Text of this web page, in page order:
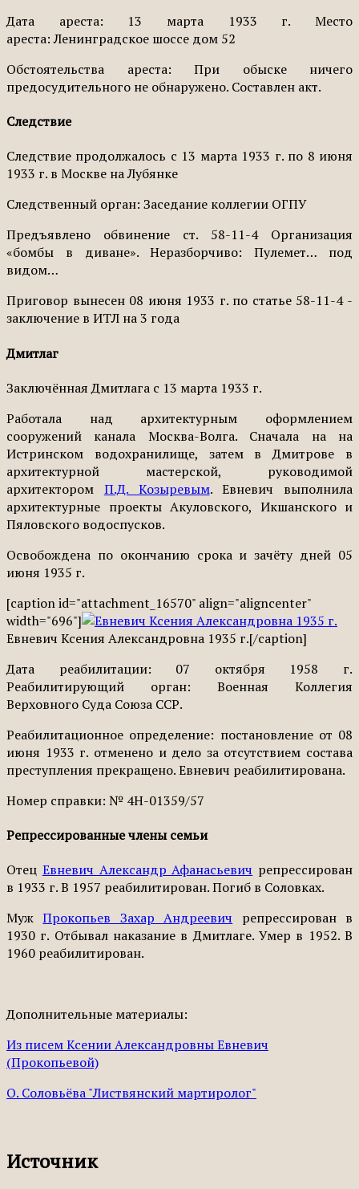
Дата ареста: 13 марта 1933 г. Место
ареста: Ленинградское шоссе дом 52
Обстоятельства ареста: При обыске ничего
предосудительного не обнаружено. Составлен акт.
Следствие
Следствие продолжалось с 13 марта 1933 г. по 8 июня
1933 г. в Москве на Лубянке
Следственный орган: Заседание коллегии ОГПУ
Предъявлено обвинение ст. 58-11-4 Организация
«бомбы в диване». Неразборчиво: Пулемет… под
видом…
Приговор вынесен 08 июня 1933 г. по статье 58-11-4 -
заключение в ИТЛ на 3 года
Дмитлаг
Заключённая Дмитлага с 13 марта 1933 г.
Работала над архитектурным оформлением
сооружений канала Москва-Волга. Сначала на на
Истринском водохранилище, затем в Дмитрове в
архитектурной мастерской, руководимой
архитектором П.Д. Козыревым. Евневич выполнила
архитектурные проекты Акуловского, Икшанского и
Пяловского водоспусков.
Освобождена по окончанию срока и зачёту дней 05
июня 1935 г.
[caption id="attachment_16570" align="aligncenter"
width="696"]
Евневич Ксения Александровна 1935 г.[/caption]
Дата реабилитации: 07 октября 1958 г.
Реабилитирующий орган: Военная Коллегия
Верховного Суда Союза ССР.
Реабилитационное определение: постановление от 08
июня 1933 г. отменено и дело за отсутствием состава
преступления прекращено. Евневич реабилитирована.
Номер справки: № 4Н-01359/57
Репрессированные члены семьи
Отец Евневич Александр Афанасьевич репрессирован
в 1933 г. В 1957 реабилитирован. Погиб в Соловках.
МужПрокопьев Захар Андреевич репрессирован в
1930 г. Отбывал наказание в Дмитлаге. Умер в 1952. В
1960 реабилитирован.
Дополнительные материалы:
Из писем Ксении Александровны Евневич
(Прокопьевой)
О. Соловьёва "Листвянский мартиролог"
Источник